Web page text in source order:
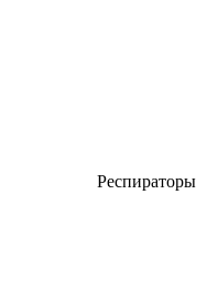
Респираторы